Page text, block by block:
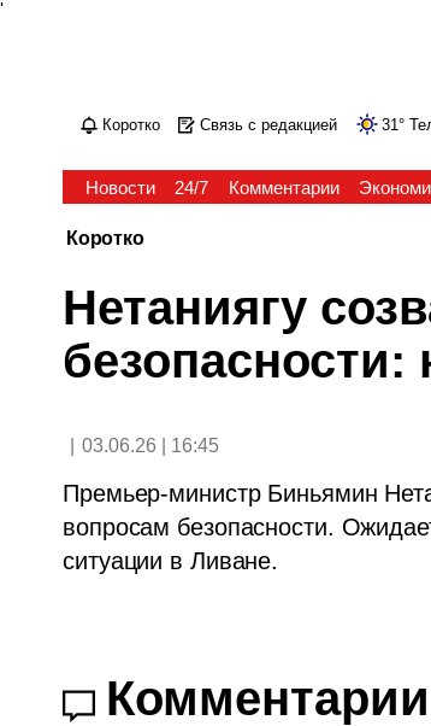
'
Коротко Связь с редакцией 31°
Новости 24/7 Комментарии
Коротко
Нетаниягу
безопасности:
03.06.26 | 16:45
Премьер-министр Биньямин
вопросам безопасности.
ситуации в Ливане.
Комментарии